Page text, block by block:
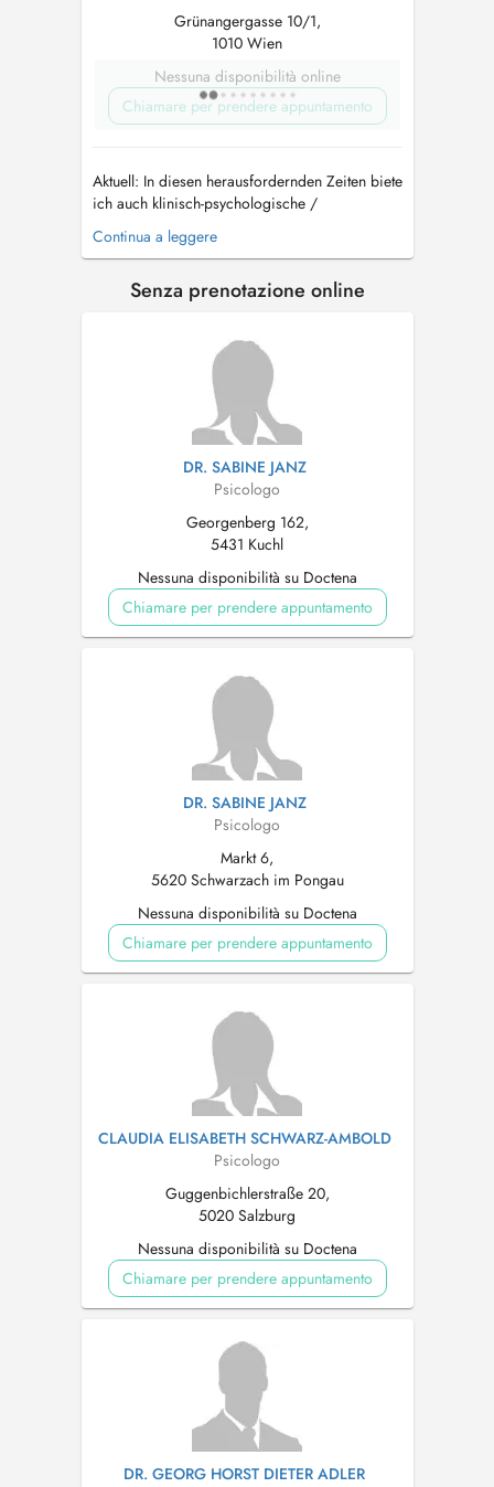
Grünangergasse 10/1,
1010 Wien
Nessuna disponibilità online
Chiamare per prendere appuntamento
Aktuell: In diesen herausfordernden Zeiten biete
ich auch klinisch-psychologische /
psychotherapeutische Beratung und
Behandlung per Telefon oder Videotelefonie
Continua a leggere
Senza prenotazione online
DR. SABINE JANZ
Psicologo
Georgenberg 162,
5431 Kuchl
Nessuna disponibilità su Doctena
Chiamare per prendere appuntamento
DR. SABINE JANZ
Psicologo
Markt 6,
5620 Schwarzach im Pongau
Nessuna disponibilità su Doctena
Chiamare per prendere appuntamento
CLAUDIA ELISABETH SCHWARZ-AMBOLD
Psicologo
Guggenbichlerstraße 20,
5020 Salzburg
Nessuna disponibilità su Doctena
Chiamare per prendere appuntamento
DR. GEORG HORST DIETER ADLER